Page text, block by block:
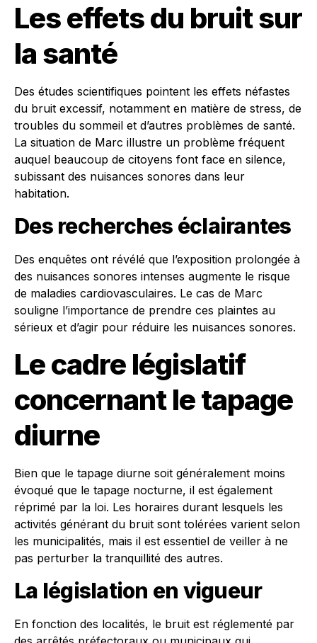
Les effets du bruit sur
la santé
Des études scientifiques pointent les effets néfastes
du bruit excessif, notamment en matière de stress, de
troubles du sommeil et d’autres problèmes de santé.
La situation de Marc illustre un problème fréquent
auquel beaucoup de citoyens font face en silence,
subissant des nuisances sonores dans leur
habitation.
Des recherches éclairantes
Des enquêtes ont révélé que l’exposition prolongée à
des nuisances sonores intenses augmente le risque
de maladies cardiovasculaires. Le cas de Marc
souligne l’importance de prendre ces plaintes au
sérieux et d’agir pour réduire les nuisances sonores.
Le cadre législatif
concernant le tapage
diurne
Bien que le tapage diurne soit généralement moins
évoqué que le tapage nocturne, il est également
réprimé par la loi. Les horaires durant lesquels les
activités générant du bruit sont tolérées varient selon
les municipalités, mais il est essentiel de veiller à ne
pas perturber la tranquillité des autres.
La législation en vigueur
En fonction des localités, le bruit est réglementé par